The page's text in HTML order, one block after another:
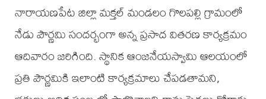
నారాయణపేట జిల్లా మక్తల్ మండలం గొలపల్లి గ్రామంలో
నేడు పౌర్ణమి సందర్భంగా అన్న ప్రసాద వితరణ కార్యక్రమం
ఆదివారం జరిగింది. స్థానిక ఆంజనేయస్వామి ఆలయంలో
ప్రతి పౌర్ణమికి ఇలాంటి కార్యక్రమాలు చేపడతామని,